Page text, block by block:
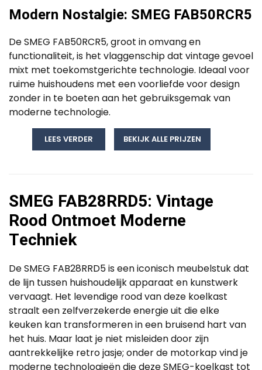
Modern Nostalgie: SMEG FAB50RCR5
De SMEG FAB50RCR5, groot in omvang en
functionaliteit, is het vlaggenschip dat vintage gevoel
mixt met toekomstgerichte technologie. Ideaal voor
ruime huishoudens met een voorliefde voor design
zonder in te boeten aan het gebruiksgemak van
moderne technologie.
LEES VERDER BEKIJK ALLE PRIJZEN
SMEG FAB28RRD5: Vintage
Rood Ontmoet Moderne
Techniek
De SMEG FAB28RRD5 is een iconisch meubelstuk dat
de lijn tussen huishoudelijk apparaat en kunstwerk
vervaagt. Het levendige rood van deze koelkast
straalt een zelfverzekerde energie uit die elke
keuken kan transformeren in een bruisend hart van
het huis. Maar laat je niet misleiden door zijn
aantrekkelijke retro jasje; onder de motorkap vind je
moderne technologieën die deze SMEG-koelkast tot